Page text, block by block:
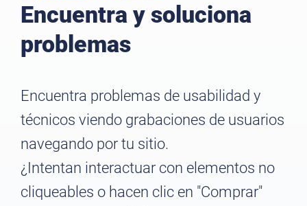
Encuentra y soluciona
problemas
Encuentra problemas de usabilidad y
técnicos viendo grabaciones de usuarios
navegando por tu sitio.
¿Intentan interactuar con elementos no
cliqueables o hacen clic en "Comprar"